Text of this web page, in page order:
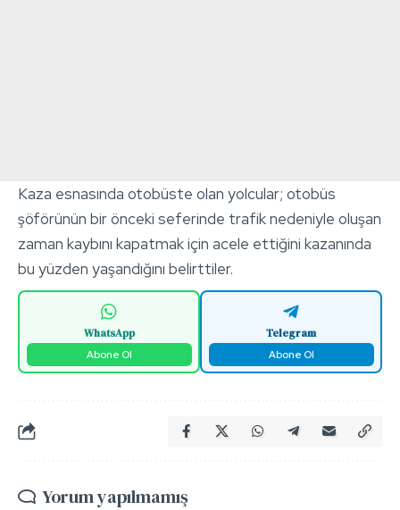
Kaza esnasında otobüste olan yolcular; otobüs
şöförünün bir önceki seferinde trafik nedeniyle oluşan
zaman kaybını kapatmak için acele ettiğini kazanında
bu yüzden yaşandığını belirttiler.
WhatsApp
Abone Ol
Telegram
Abone Ol
Yorum yapılmamış